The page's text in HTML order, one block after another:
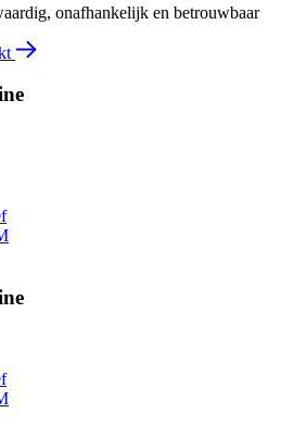
onafhankelijk en betrouwbaar